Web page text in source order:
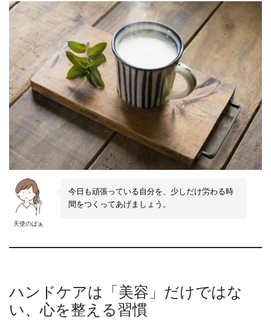
天使のぱぁ
今日も頑張っている自分を、少しだけ労わる時
間をつくってあげましょう。
ハンドケアは「美容」だけではな
い、心を整える習慣